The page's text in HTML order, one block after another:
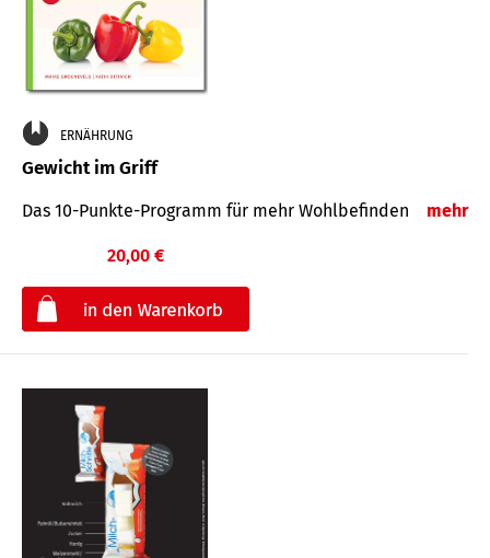
ERNÄHRUNG
Gewicht im Griff
Das 10-Punkte-Programm für mehr Wohlbefinden mehr
20,00 €